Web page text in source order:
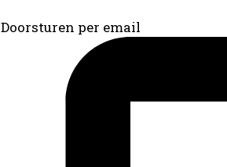
Doorsturen per email